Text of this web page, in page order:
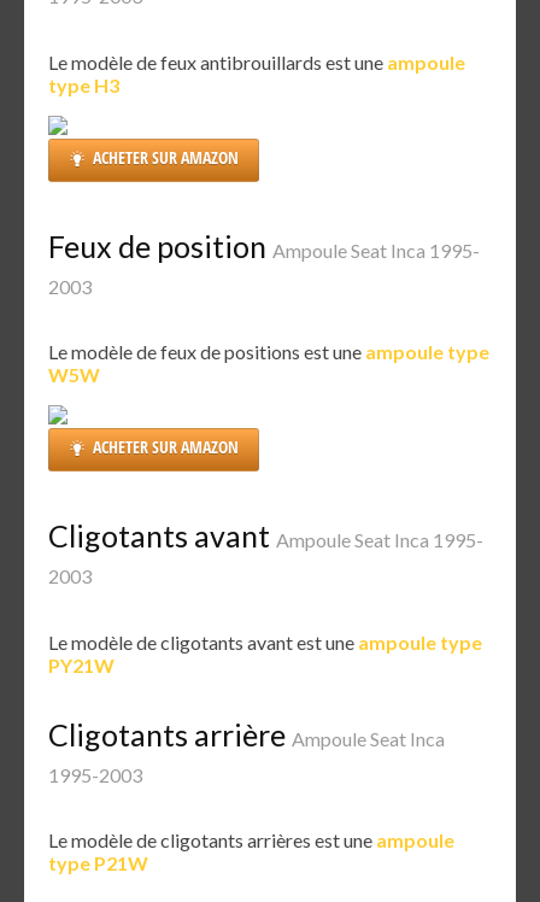
Le modèle de feux antibrouillards est une ampoule
type H3
ACHETER SUR AMAZON
Feux de position Ampoule Seat Inca 1995-
2003
Le modèle de feux de positions est une ampoule type
W5W
ACHETER SUR AMAZON
Cligotants avant Ampoule Seat Inca 1995-
2003
Le modèle de cligotants avant est une ampoule type
PY21W
Cligotants arrière Ampoule Seat Inca
1995-2003
Le modèle de cligotants arrières est une ampoule
type P21W